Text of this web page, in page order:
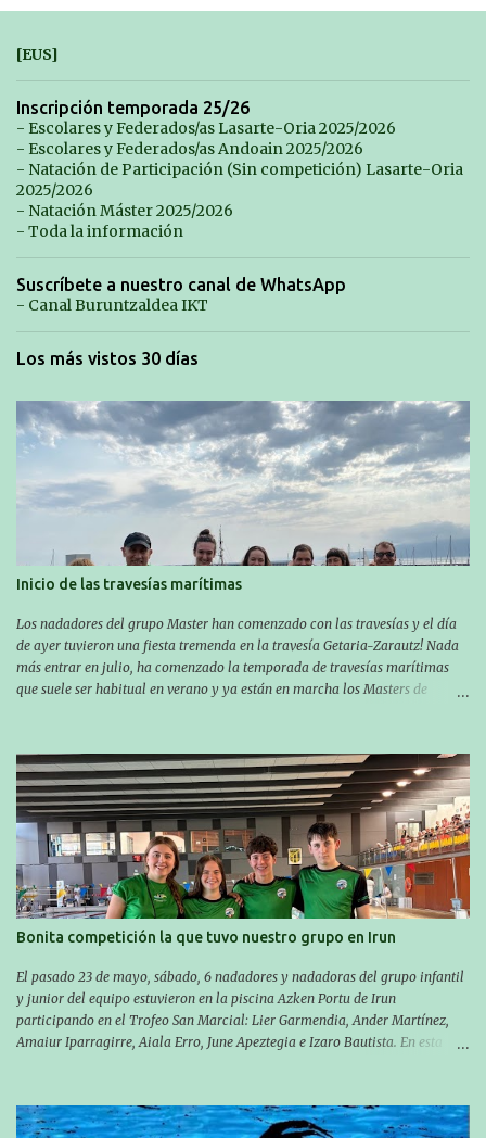
[EUS]
Inscripción temporada 25/26
- Escolares y Federados/as Lasarte-Oria 2025/2026
- Escolares y Federados/as Andoain 2025/2026
- Natación de Participación (Sin competición) Lasarte-Oria
2025/2026
- Natación Máster 2025/2026
- Toda la información
Suscríbete a nuestro canal de WhatsApp
- Canal Buruntzaldea IKT
Los más vistos 30 días
Inicio de las travesías marítimas
Los nadadores del grupo Master han comenzado con las travesías y el día
de ayer tuvieron una fiesta tremenda en la travesía Getaria-Zarautz! Nada
más entrar en julio, ha comenzado la temporada de travesías marítimas
que suele ser habitual en verano y ya están en marcha los Masters de
próxima cita. Para empezar, el 13 de julio, Manu Santos participó en la
XXXVIII. Travesía a nado de Ondarroa y recorrió una distancia de 1600
metros en 28 minutos y 30 segundos. Al día siguiente, Manu Santos y su
compañero Asier Gorostegi participaron en la V. San Antón Bira. En esta
travesía se realiza un recorrido desde la playa de Gaztetape hasta la playa
de Malkorbe, pero debido al estado del mar de aquel día, la organización
decidió hacerlo en el interior de la bahía de la playa de Malkorbe. Así,
Asier completó el recorrido en 29 minutos y 30 segundos, c...
Bonita competición la que tuvo nuestro grupo en Irun
El pasado 23 de mayo, sábado, 6 nadadores y nadadoras del grupo infantil
y junior del equipo estuvieron en la piscina Azken Portu de Irun
participando en el Trofeo San Marcial: Lier Garmendia, Ander Martínez,
Amaiur Iparragirre, Aiala Erro, June Apeztegia e Izaro Bautista. En esta
marcas. A pesar de no conseguir marca, pasaron una tarde muy buena y
sirvió para reforzar su experiencia. La mayoría ya ha terminado la